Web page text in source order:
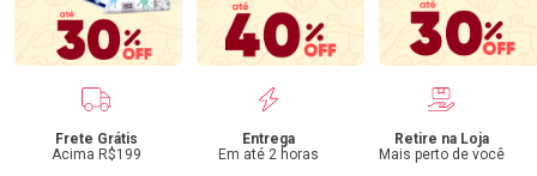
Benefícios
Frete Grátis
Acima R$199
Entrega
Em até 2 horas
Retire na Loja
Mais perto de você